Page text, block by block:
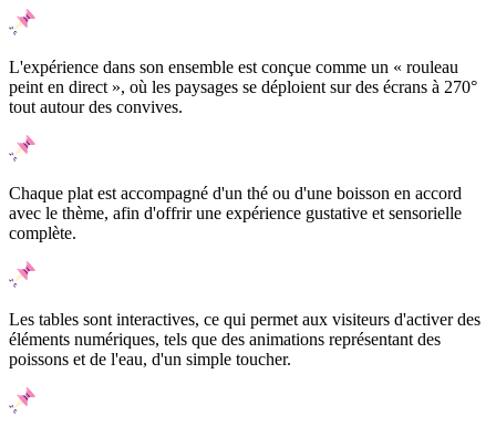
L'expérience dans son ensemble est conçue comme un « rouleau
peint en direct », où les paysages se déploient sur des écrans à 270°
tout autour des convives.
Chaque plat est accompagné d'un thé ou d'une boisson en accord
avec le thème, afin d'offrir une expérience gustative et sensorielle
complète.
Les tables sont interactives, ce qui permet aux visiteurs d'activer des
éléments numériques, tels que des animations représentant des
poissons et de l'eau, d'un simple toucher.